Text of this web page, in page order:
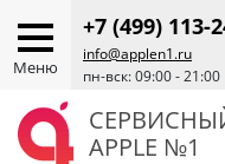
Меню
+7 (499) 113-
info@applen1.ru
пн-вск: 09:00 - 21:00
APPLE №1